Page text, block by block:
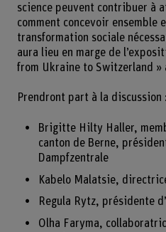
science peuvent contribuer à
comment concevoir ensemble
transformation sociale
aura lieu en marge de
from Ukraine to Switzerland »
Prendront part à la discussion :
Brigitte Hilty Haller,
canton de Berne,
Dampfzentrale
Kabelo Malatsie,
Regula Rytz, présidente
Olha Faryma,